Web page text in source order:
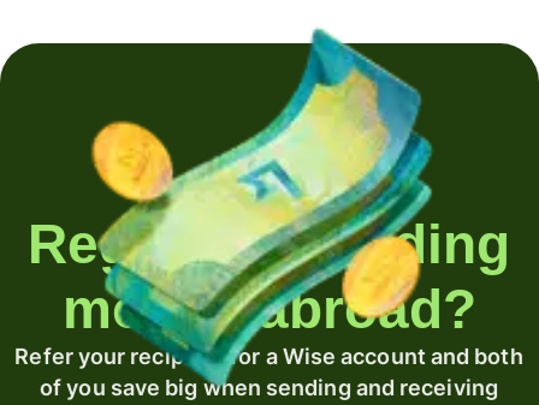
Regularly sending
money abroad?
Refer your recipient for a Wise account and both
of you save big when sending and receiving